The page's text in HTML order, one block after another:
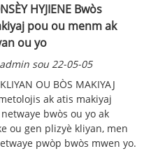
HYJIENE Bwòs
pou ou menm ak
ou yo
sou 22-05-05
OU BÒS MAKIYAJ
ak atis makiyaj
bwòs ou yo ak
ou gen plizyè kliyan, men
pwòp bwòs mwen yo.